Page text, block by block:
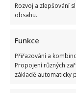
Rozvoj a zlepšování
obsahu.
Funkce
Přiřazování a
Propojení různých
základě automaticky